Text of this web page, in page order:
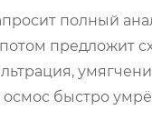
полный
предложит
быстро